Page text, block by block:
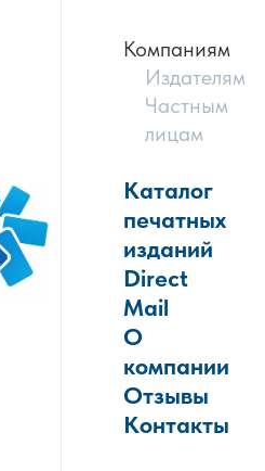
Компаниям
Издателям
Частным
лицам
Каталог
печатных
изданий
Direct
Mail
О
компании
Отзывы
Контакты